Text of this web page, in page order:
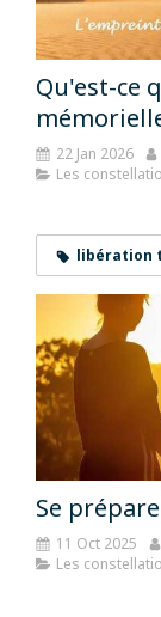
Qu'est-ce
22 Jan 2026
Les
libération
Se
11 Oct 2025
Les